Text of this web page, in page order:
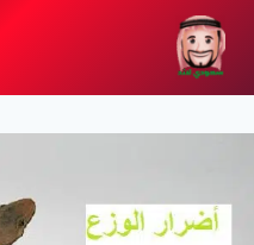
التجاوز
إلى
المحتوى